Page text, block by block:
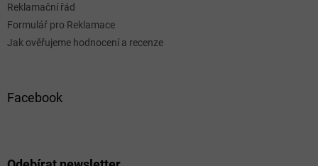
Reklamační řád
Formulář pro Reklamace
Jak ověřujeme hodnocení a recenze
Facebook